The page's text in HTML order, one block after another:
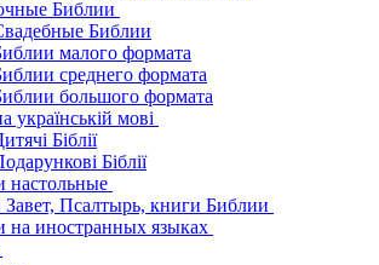
Библии
Библии
малого формата
среднего формата
большого формата
українській мові
Біблії
Біблії
настольные
Псалтырь, книги Библии
на иностранных языках